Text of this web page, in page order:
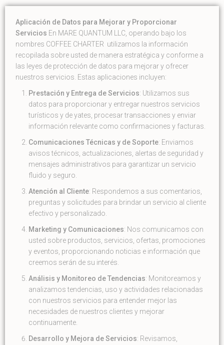
Aplicación de Datos para Mejorar y Proporcionar
Servicios En MARE QUANTUM LLC, operando bajo los
nombres COFFEE CHARTER utilizamos la información
recopilada sobre usted de manera estratégica y conforme a
las leyes de protección de datos para mejorar y ofrecer
nuestros servicios. Estas aplicaciones incluyen:
Prestación y Entrega de Servicios: Utilizamos sus
datos para proporcionar y entregar nuestros servicios
turísticos y de yates, procesar transacciones y enviar
información relevante como confirmaciones y facturas.
Comunicaciones Técnicas y de Soporte: Enviamos
avisos técnicos, actualizaciones, alertas de seguridad y
mensajes administrativos para garantizar un servicio
fluido y seguro.
Atención al Cliente: Respondemos a sus comentarios,
preguntas y solicitudes para brindar un servicio al cliente
efectivo y personalizado.
Marketing y Comunicaciones: Nos comunicamos con
usted sobre productos, servicios, ofertas, promociones
y eventos, proporcionando noticias e información que
creemos serán de su interés.
Análisis y Monitoreo de Tendencias: Monitoreamos y
analizamos tendencias, uso y actividades relacionadas
con nuestros servicios para entender mejor las
necesidades de nuestros clientes y mejorar
continuamente.
Desarrollo y Mejora de Servicios: Revisamos,